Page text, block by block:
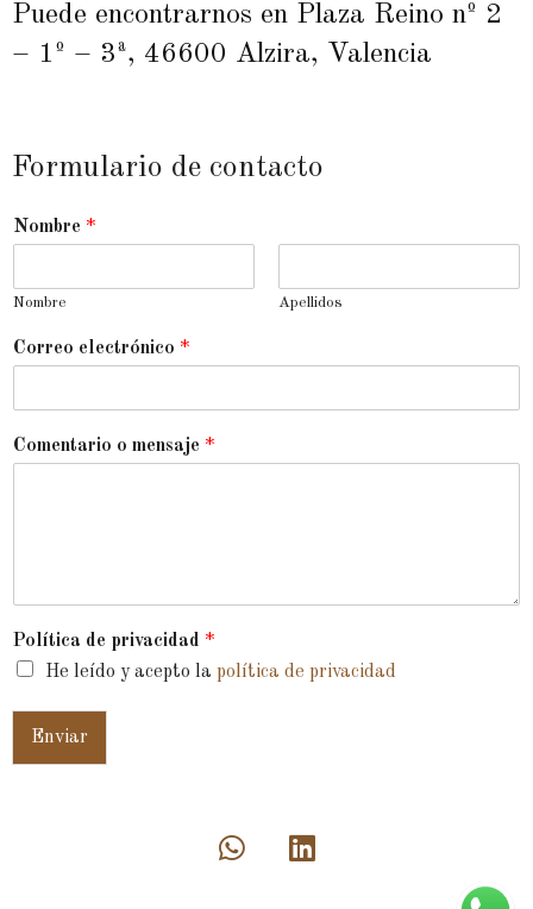
Puede encontrarnos en Plaza Reino nº 2
– 1º – 3ª, 46600 Alzira, Valencia
Formulario de contacto
Nombre *
Nombre Apellidos
Correo electrónico *
Comentario o mensaje *
Política de privacidad *
He leído y acepto la política de privacidad
Enviar